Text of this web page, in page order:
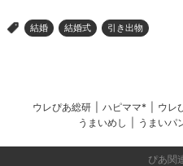
> 結婚 結婚式 引き出物
ウレぴあ総研 ハピママ* ウレ
うまいめし
うまいパ
ぴあ関